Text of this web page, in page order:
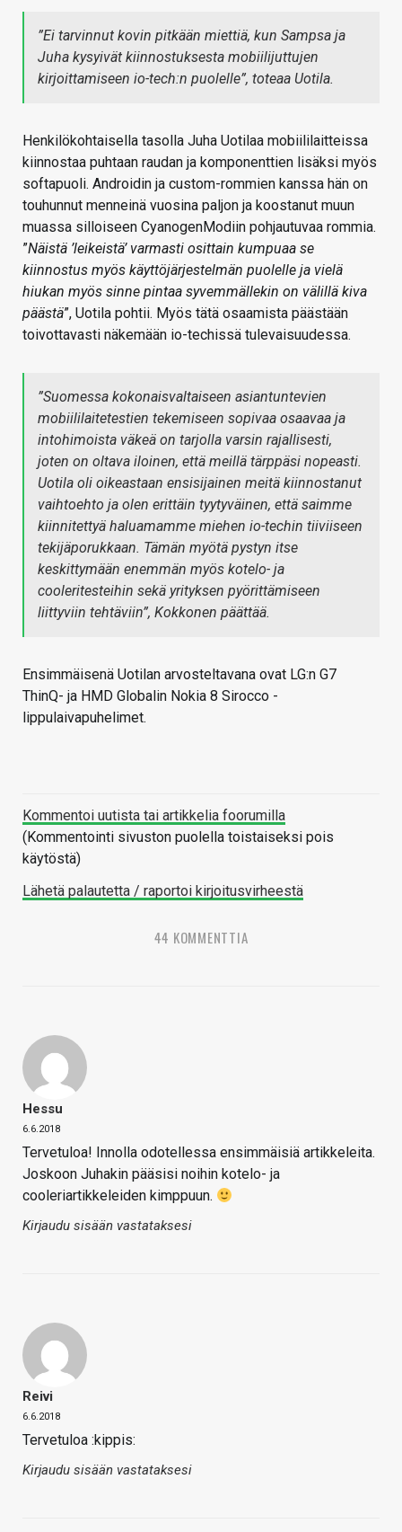
”Ei tarvinnut kovin pitkään miettiä, kun Sampsa ja
Juha kysyivät kiinnostuksesta mobiilijuttujen
kirjoittamiseen io-tech:n puolelle”, toteaa Uotila.
Henkilökohtaisella tasolla Juha Uotilaa mobiililaitteissa
kiinnostaa puhtaan raudan ja komponenttien lisäksi myös
softapuoli. Androidin ja custom-rommien kanssa hän on
touhunnut menneinä vuosina paljon ja koostanut muun
muassa silloiseen CyanogenModiin pohjautuvaa rommia.
”Näistä ’leikeistä’ varmasti osittain kumpuaa se
kiinnostus myös käyttöjärjestelmän puolelle ja vielä
hiukan myös sinne pintaa syvemmällekin on välillä kiva
päästä”, Uotila pohtii. Myös tätä osaamista päästään
toivottavasti näkemään io-techissä tulevaisuudessa.
”Suomessa kokonaisvaltaiseen asiantuntevien
mobiililaitetestien tekemiseen sopivaa osaavaa ja
intohimoista väkeä on tarjolla varsin rajallisesti,
joten on oltava iloinen, että meillä tärppäsi nopeasti.
Uotila oli oikeastaan ensisijainen meitä kiinnostanut
vaihtoehto ja olen erittäin tyytyväinen, että saimme
kiinnitettyä haluamamme miehen io-techin tiiviiseen
tekijäporukkaan. Tämän myötä pystyn itse
keskittymään enemmän myös kotelo- ja
cooleritesteihin sekä yrityksen pyörittämiseen
liittyviin tehtäviin”, Kokkonen päättää.
Ensimmäisenä Uotilan arvosteltavana ovat LG:n G7
ThinQ- ja HMD Globalin Nokia 8 Sirocco -
lippulaivapuhelimet.
Kommentoi uutista tai artikkelia foorumilla
(Kommentointi sivuston puolella toistaiseksi pois
käytöstä)
Lähetä palautetta / raportoi kirjoitusvirheestä
44 KOMMENTTIA
Hessu
6.6.2018
Tervetuloa! Innolla odotellessa ensimmäisiä artikkeleita.
Joskoon Juhakin pääsisi noihin kotelo- ja
cooleriartikkeleiden kimppuun.
Kirjaudu sisään vastataksesi
Reivi
6.6.2018
Tervetuloa :kippis:
Kirjaudu sisään vastataksesi